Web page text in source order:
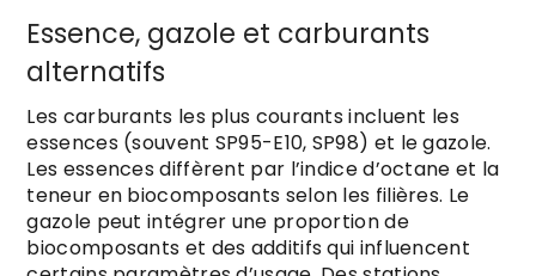
Essence, gazole et carburants
alternatifs
Les carburants les plus courants incluent les
essences (souvent SP95-E10, SP98) et le gazole.
Les essences diffèrent par l’indice d’octane et la
teneur en biocomposants selon les filières. Le
gazole peut intégrer une proportion de
biocomposants et des additifs qui influencent